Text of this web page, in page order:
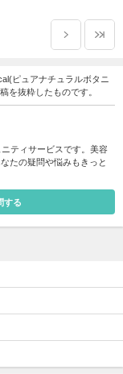
ピュアナチュラルボタニ
を抜粋したものです。
ティサービスです。美容
たの疑問や悩みもきっと
する